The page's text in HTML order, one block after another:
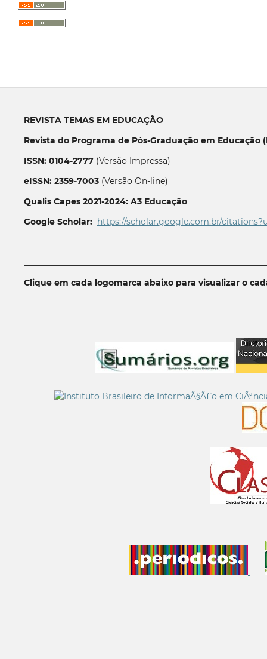
REVISTA TEMAS EM EDUCAÇÃO
Revista do Programa de Pós-Graduação em Educação
ISSN: 0104-2777(Versão Impressa)
eISSN: 2359-7003(Versão On-line)
Qualis Capes 2021-2024: A3 Educação
Google Scholar: https://scholar.google.com.br/
Clique em cada logomarca abaixo para visualizar o